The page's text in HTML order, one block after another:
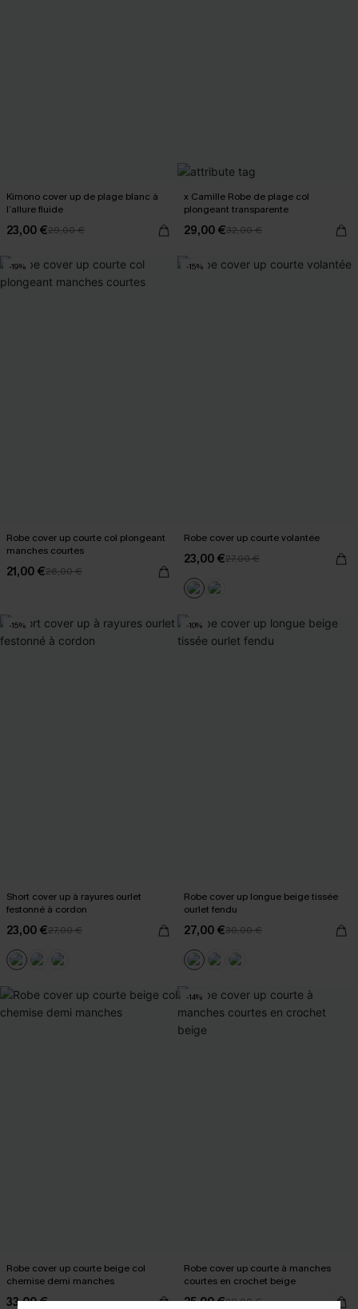
Kimono cover up de plage blanc à
l’allure fluide
23,00 €29,00 €
x Camille Robe de plage col
plongeant transparente
29,00 €32,00 €
-19%
Robe cover up courte col plongeant
manches courtes
21,00 €26,00 €
-15%
Robe cover up courte volantée
23,00 €27,00 €
-15%
Short cover up à rayures ourlet
festonné à cordon
23,00 €27,00 €
-10%
Robe cover up longue beige tissée
ourlet fendu
27,00 €30,00 €
Robe cover up courte beige col
chemise demi manches
33,00 €
-14%
Robe cover up courte à manches
courtes en crochet beige
25,00 €29,00 €